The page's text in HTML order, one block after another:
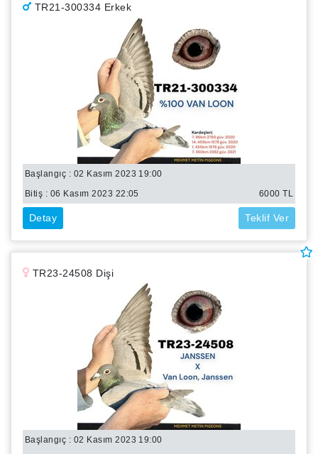
TR21-300334 Erkek
Başlangıç : 02 Kasım 2023 19:00
Bitiş : 06 Kasım 2023 22:05 6000TL
Detay Teklif Ver
TR23-24508 Dişi
Başlangıç : 02 Kasım 2023 19:00